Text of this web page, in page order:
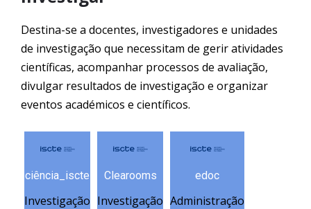
Destina-se a docentes, investigadores e unidades
de investigação que necessitam de gerir atividades
científicas, acompanhar processos de avaliação,
divulgar resultados de investigação e organizar
eventos académicos e científicos.
ciência_iscte
Investigação
Clearooms
Investigação
edoc
Administração